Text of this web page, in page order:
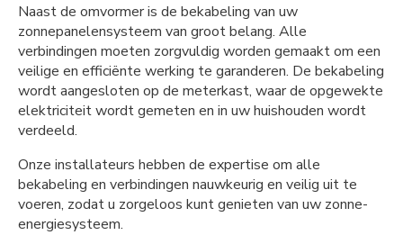
Naast de omvormer is de bekabeling van uw
zonnepanelensysteem van groot belang. Alle
verbindingen moeten zorgvuldig worden gemaakt om een
veilige en efficiënte werking te garanderen. De bekabeling
wordt aangesloten op de meterkast, waar de opgewekte
elektriciteit wordt gemeten en in uw huishouden wordt
verdeeld.
Onze installateurs hebben de expertise om alle
bekabeling en verbindingen nauwkeurig en veilig uit te
voeren, zodat u zorgeloos kunt genieten van uw zonne-
energiesysteem.